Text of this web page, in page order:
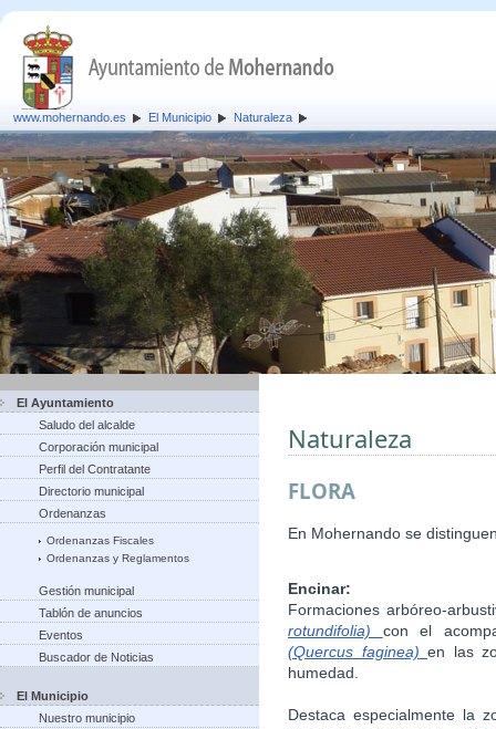
www.mohernando.es El Municipio Naturaleza
El Ayuntamiento
Saludo del alcalde
Corporación municipal
Perfil del Contratante
Directorio municipal
Ordenanzas
Ordenanzas Fiscales
Ordenanzas y Reglamentos
Gestión municipal
Tablón de anuncios
Eventos
Buscador de Noticias
El Municipio
Nuestro municipio
Naturaleza
FLORA
En Mohernando se
Encinar:
Formaciones arbóreo-
rotundifolia)
con el
(Quercus faginea) en las
humedad.
Destaca especialmente la